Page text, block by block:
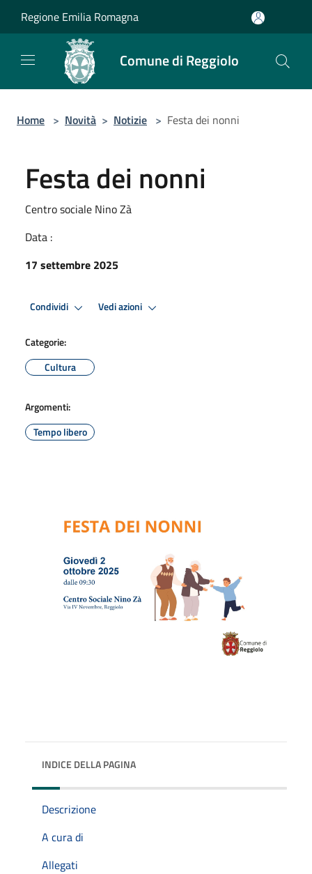
Regione Emilia Romagna
Comune di Reggiolo
Home > Novità > Notizie > Festa dei nonni
Festa dei nonni
Centro sociale Nino Zà
Data :
17 settembre 2025
Condividi Vedi azioni
Categorie:
Cultura
Argomenti:
Tempo libero
INDICE DELLA PAGINA
Descrizione
A cura di
Allegati